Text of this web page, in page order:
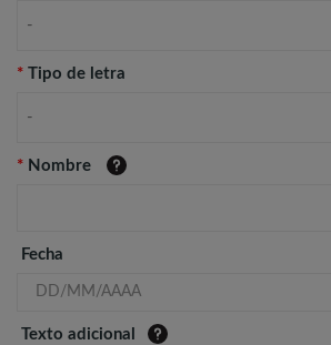
-
* Tipo de letra
-
* Nombre
Fecha
Texto adicional